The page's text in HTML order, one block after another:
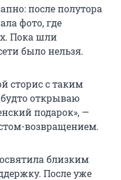
после полутора
фото, где
Пока шли
было нельзя.
сторис с таким
открываю
подарок», —
возвращением.
близким
После уже